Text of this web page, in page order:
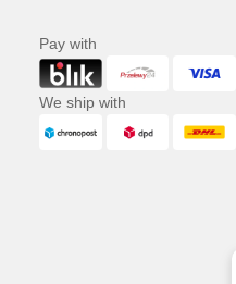
Pay with
We ship with